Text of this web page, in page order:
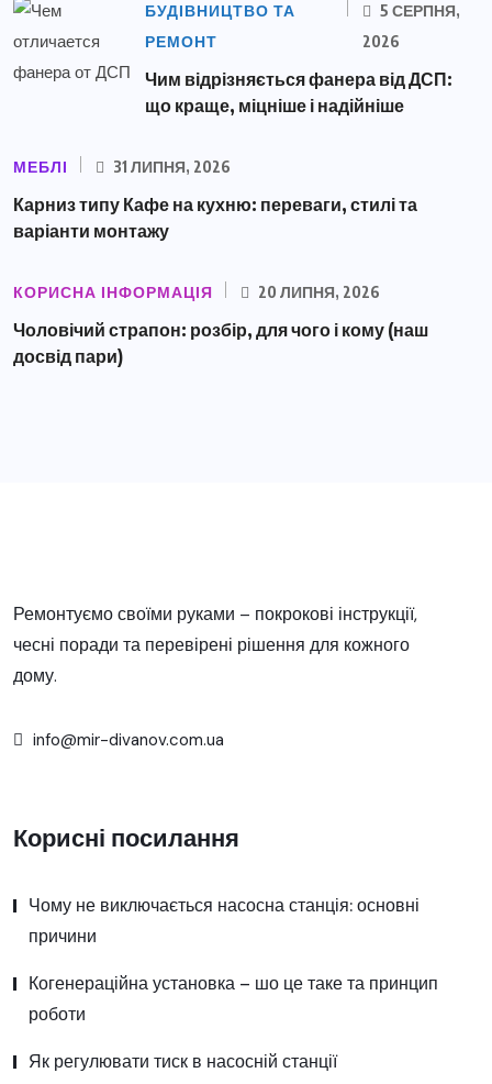
БУДІВНИЦТВО ТА
РЕМОНТ
5 СЕРПНЯ,
2026
Чим відрізняється фанера від ДСП:
що краще, міцніше і надійніше
МЕБЛІ 31 ЛИПНЯ, 2026
Карниз типу Кафе на кухню: переваги, стилі та
варіанти монтажу
КОРИСНА ІНФОРМАЦІЯ 20 ЛИПНЯ, 2026
Чоловічий страпон: розбір, для чого і кому (наш
досвід пари)
Ремонтуємо своїми руками – покрокові інструкції,
чесні поради та перевірені рішення для кожного
дому.
info@mir-divanov.com.ua
Корисні посилання
Чому не виключається насосна станція: основні
причини
Когенераційна установка – шо це таке та принцип
роботи
Як регулювати тиск в насосній станції